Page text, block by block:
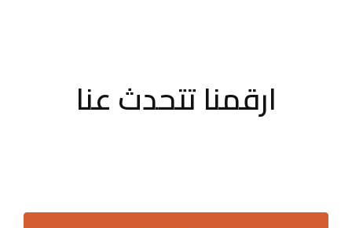
ارقمنا تتحدث عنا